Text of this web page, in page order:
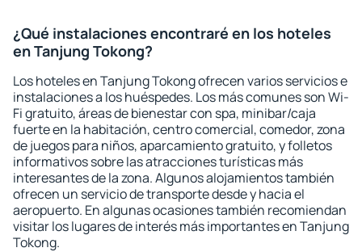
¿Qué instalaciones encontraré en los hoteles
en Tanjung Tokong?
Los hoteles en Tanjung Tokong ofrecen varios servicios e
instalaciones a los huéspedes. Los más comunes son Wi-
Fi gratuito, áreas de bienestar con spa, minibar/caja
fuerte en la habitación, centro comercial, comedor, zona
de juegos para niños, aparcamiento gratuito, y folletos
informativos sobre las atracciones turísticas más
interesantes de la zona. Algunos alojamientos también
ofrecen un servicio de transporte desde y hacia el
aeropuerto. En algunas ocasiones también recomiendan
visitar los lugares de interés más importantes en Tanjung
Tokong.